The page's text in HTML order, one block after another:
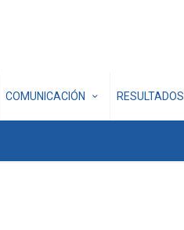
COMUNICACIÓN RESULTADOS